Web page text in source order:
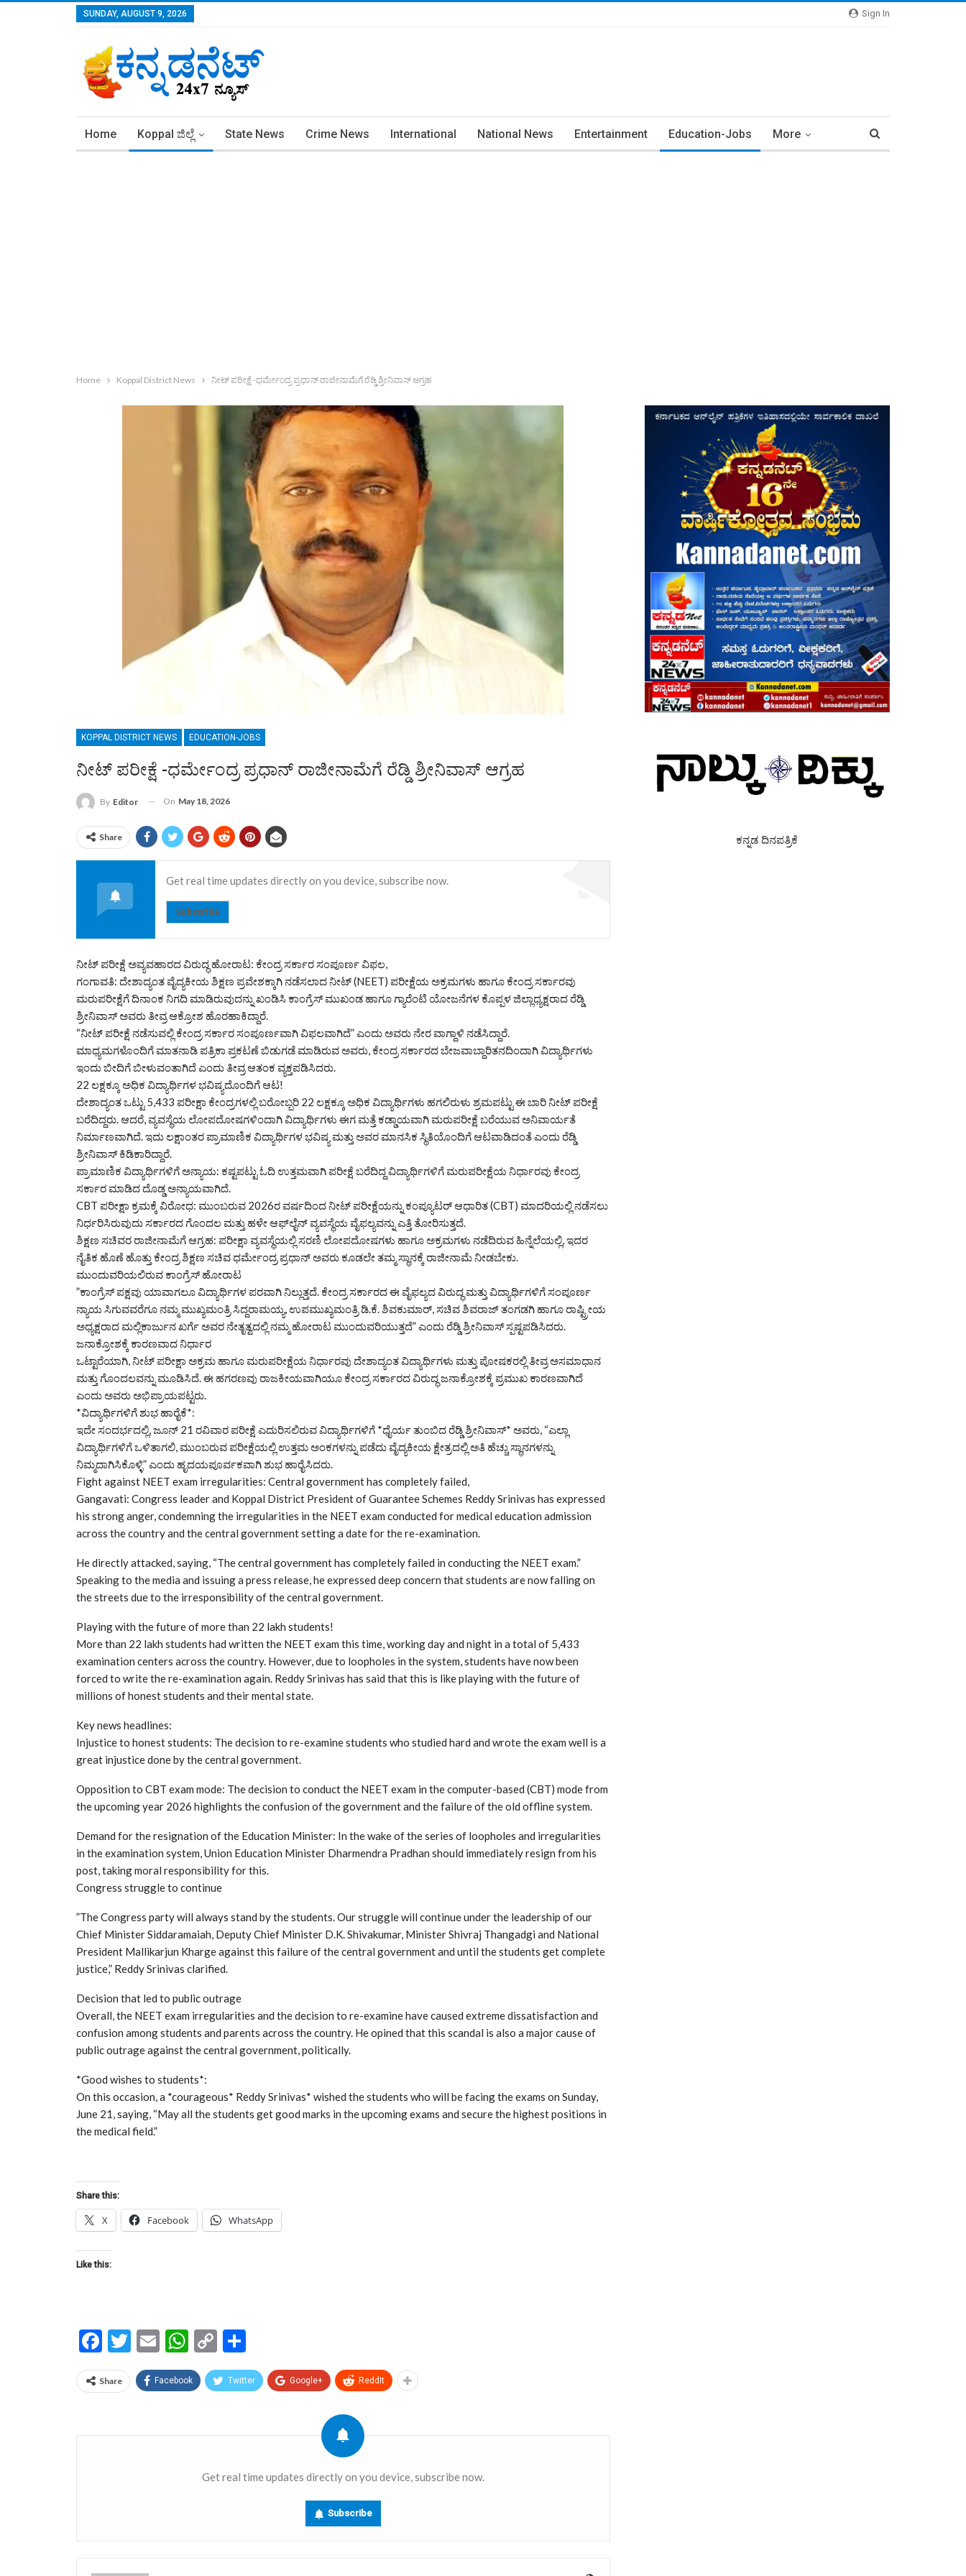
Sign In
SUNDAY, AUGUST 9, 2026
Home Koppal ಜಿಲ್ಲೆ State News Crime News International National News Entertainment Education-Jobs More
Home Koppal District News ನೀಟ್ ಪರೀಕ್ಷೆ -ಧರ್ಮೇಂದ್ರ ಪ್ರಧಾನ್ ರಾಜೀನಾಮೆಗೆ ರೆಡ್ಡಿ ಶ್ರೀನಿವಾಸ್ ಆಗ್ರಹ
KOPPAL DISTRICT NEWS EDUCATION-JOBS
ನೀಟ್ ಪರೀಕ್ಷೆ -ಧರ್ಮೇಂದ್ರ ಪ್ರಧಾನ್ ರಾಜೀನಾಮೆಗೆ ರೆಡ್ಡಿ ಶ್ರೀನಿವಾಸ್ ಆಗ್ರಹ
By Editor On May 18, 2026
Share
Get real time updates directly on you device, subscribe now.
Subscribe
ನೀಟ್ ಪರೀಕ್ಷೆ ಅವ್ಯವಹಾರದ ವಿರುದ್ಧ ಹೋರಾಟ: ಕೇಂದ್ರ ಸರ್ಕಾರ ಸಂಪೂರ್ಣ ವಿಫಲ,
​ಗಂಗಾವತಿ: ದೇಶಾದ್ಯಂತ ವೈದ್ಯಕೀಯ ಶಿಕ್ಷಣ ಪ್ರವೇಶಕ್ಕಾಗಿ ನಡೆಸಲಾದ ನೀಟ್ (NEET) ಪರೀಕ್ಷೆಯ ಅಕ್ರಮಗಳು ಹಾಗೂ ಕೇಂದ್ರ ಸರ್ಕಾರವು
ಮರುಪರೀಕ್ಷೆಗೆ ದಿನಾಂಕ ನಿಗದಿ ಮಾಡಿರುವುದನ್ನು ಖಂಡಿಸಿ ಕಾಂಗ್ರೆಸ್ ಮುಖಂಡ ಹಾಗೂ ಗ್ಯಾರೆಂಟಿ ಯೋಜನೆಗಳ ಕೊಪ್ಪಳ ಜಿಲ್ಲಾಧ್ಯಕ್ಷರಾದ ರೆಡ್ಡಿ
ಶ್ರೀನಿವಾಸ್ ಅವರು ತೀವ್ರ ಆಕ್ರೋಶ ಹೊರಹಾಕಿದ್ದಾರೆ.
“ನೀಟ್ ಪರೀಕ್ಷೆ ನಡೆಸುವಲ್ಲಿ ಕೇಂದ್ರ ಸರ್ಕಾರ ಸಂಪೂರ್ಣವಾಗಿ ವಿಫಲವಾಗಿದೆ” ಎಂದು ಅವರು ನೇರ ವಾಗ್ದಾಳಿ ನಡೆಸಿದ್ದಾರೆ.
​ಮಾಧ್ಯಮಗಳೊಂದಿಗೆ ಮಾತನಾಡಿ ಪತ್ರಿಕಾ ಪ್ರಕಟಣೆ ಬಿಡುಗಡೆ ಮಾಡಿರುವ ಅವರು, ಕೇಂದ್ರ ಸರ್ಕಾರದ ಬೇಜವಾಬ್ದಾರಿತನದಿಂದಾಗಿ ವಿದ್ಯಾರ್ಥಿಗಳು
ಇಂದು ಬೀದಿಗೆ ಬೀಳುವಂತಾಗಿದೆ ಎಂದು ತೀವ್ರ ಆತಂಕ ವ್ಯಕ್ತಪಡಿಸಿದರು.
​22 ಲಕ್ಷಕ್ಕೂ ಅಧಿಕ ವಿದ್ಯಾರ್ಥಿಗಳ ಭವಿಷ್ಯದೊಂದಿಗೆ ಆಟ!
​ದೇಶಾದ್ಯಂತ ಒಟ್ಟು 5,433 ಪರೀಕ್ಷಾ ಕೇಂದ್ರಗಳಲ್ಲಿ ಬರೋಬ್ಬರಿ 22 ಲಕ್ಷಕ್ಕೂ ಅಧಿಕ ವಿದ್ಯಾರ್ಥಿಗಳು ಹಗಲಿರುಳು ಶ್ರಮಪಟ್ಟು ಈ ಬಾರಿ ನೀಟ್ ಪರೀಕ್ಷೆ
ಬರೆದಿದ್ದರು. ಆದರೆ, ವ್ಯವಸ್ಥೆಯ ಲೋಪದೋಷಗಳಿಂದಾಗಿ ವಿದ್ಯಾರ್ಥಿಗಳು ಈಗ ಮತ್ತೆ ಕಡ್ಡಾಯವಾಗಿ ಮರುಪರೀಕ್ಷೆ ಬರೆಯುವ ಅನಿವಾರ್ಯತೆ
ನಿರ್ಮಾಣವಾಗಿದೆ. ಇದು ಲಕ್ಷಾಂತರ ಪ್ರಾಮಾಣಿಕ ವಿದ್ಯಾರ್ಥಿಗಳ ಭವಿಷ್ಯ ಮತ್ತು ಅವರ ಮಾನಸಿಕ ಸ್ಥಿತಿಯೊಂದಿಗೆ ಆಟವಾಡಿದಂತೆ ಎಂದು ರೆಡ್ಡಿ
ಶ್ರೀನಿವಾಸ್ ಕಿಡಿಕಾರಿದ್ದಾರೆ.
​ಪ್ರಾಮಾಣಿಕ ವಿದ್ಯಾರ್ಥಿಗಳಿಗೆ ಅನ್ಯಾಯ: ಕಷ್ಟಪಟ್ಟು ಓದಿ ಉತ್ತಮವಾಗಿ ಪರೀಕ್ಷೆ ಬರೆದಿದ್ದ ವಿದ್ಯಾರ್ಥಿಗಳಿಗೆ ಮರುಪರೀಕ್ಷೆಯ ನಿರ್ಧಾರವು ಕೇಂದ್ರ
ಸರ್ಕಾರ ಮಾಡಿದ ದೊಡ್ಡ ಅನ್ಯಾಯವಾಗಿದೆ.
​CBT ಪರೀಕ್ಷಾ ಕ್ರಮಕ್ಕೆ ವಿರೋಧ: ಮುಂಬರುವ 2026ರ ವರ್ಷದಿಂದ ನೀಟ್ ಪರೀಕ್ಷೆಯನ್ನು ಕಂಪ್ಯೂಟರ್ ಆಧಾರಿತ (CBT) ಮಾದರಿಯಲ್ಲಿ ನಡೆಸಲು
ನಿರ್ಧರಿಸಿರುವುದು ಸರ್ಕಾರದ ಗೊಂದಲ ಮತ್ತು ಹಳೇ ಆಫ್‌ಲೈನ್ ವ್ಯವಸ್ಥೆಯ ವೈಫಲ್ಯವನ್ನು ಎತ್ತಿ ತೋರಿಸುತ್ತದೆ.
​ಶಿಕ್ಷಣ ಸಚಿವರ ರಾಜೀನಾಮೆಗೆ ಆಗ್ರಹ: ಪರೀಕ್ಷಾ ವ್ಯವಸ್ಥೆಯಲ್ಲಿ ಸರಣಿ ಲೋಪದೋಷಗಳು ಹಾಗೂ ಅಕ್ರಮಗಳು ನಡೆದಿರುವ ಹಿನ್ನೆಲೆಯಲ್ಲಿ, ಇದರ
ನೈತಿಕ ಹೊಣೆ ಹೊತ್ತು ಕೇಂದ್ರ ಶಿಕ್ಷಣ ಸಚಿವ ಧರ್ಮೇಂದ್ರ ಪ್ರಧಾನ್ ಅವರು ಕೂಡಲೇ ತಮ್ಮ ಸ್ಥಾನಕ್ಕೆ ರಾಜೀನಾಮೆ ನೀಡಬೇಕು.
​ಮುಂದುವರಿಯಲಿರುವ ಕಾಂಗ್ರೆಸ್ ಹೋರಾಟ
​”ಕಾಂಗ್ರೆಸ್ ಪಕ್ಷವು ಯಾವಾಗಲೂ ವಿದ್ಯಾರ್ಥಿಗಳ ಪರವಾಗಿ ನಿಲ್ಲುತ್ತದೆ. ಕೇಂದ್ರ ಸರ್ಕಾರದ ಈ ವೈಫಲ್ಯದ ವಿರುದ್ಧ ಮತ್ತು ವಿದ್ಯಾರ್ಥಿಗಳಿಗೆ ಸಂಪೂರ್ಣ
ನ್ಯಾಯ ಸಿಗುವವರೆಗೂ ನಮ್ಮ ಮುಖ್ಯಮಂತ್ರಿ ಸಿದ್ದರಾಮಯ್ಯ, ಉಪಮುಖ್ಯಮಂತ್ರಿ ಡಿ.ಕೆ. ಶಿವಕುಮಾರ್, ಸಚಿವ ಶಿವರಾಜ್ ತಂಗಡಗಿ ಹಾಗೂ ರಾಷ್ಟ್ರೀಯ
ಅಧ್ಯಕ್ಷರಾದ ಮಲ್ಲಿಕಾರ್ಜುನ ಖರ್ಗೆ ಅವರ ನೇತೃತ್ವದಲ್ಲಿ ನಮ್ಮ ಹೋರಾಟ ಮುಂದುವರಿಯುತ್ತದೆ” ಎಂದು ರೆಡ್ಡಿ ಶ್ರೀನಿವಾಸ್ ಸ್ಪಷ್ಟಪಡಿಸಿದರು.
​ಜನಾಕ್ರೋಶಕ್ಕೆ ಕಾರಣವಾದ ನಿರ್ಧಾರ
​ಒಟ್ಟಾರೆಯಾಗಿ, ನೀಟ್ ಪರೀಕ್ಷಾ ಅಕ್ರಮ ಹಾಗೂ ಮರುಪರೀಕ್ಷೆಯ ನಿರ್ಧಾರವು ದೇಶಾದ್ಯಂತ ವಿದ್ಯಾರ್ಥಿಗಳು ಮತ್ತು ಪೋಷಕರಲ್ಲಿ ತೀವ್ರ ಅಸಮಾಧಾನ
ಮತ್ತು ಗೊಂದಲವನ್ನು ಮೂಡಿಸಿದೆ. ಈ ಹಗರಣವು ರಾಜಕೀಯವಾಗಿಯೂ ಕೇಂದ್ರ ಸರ್ಕಾರದ ವಿರುದ್ಧ ಜನಾಕ್ರೋಶಕ್ಕೆ ಪ್ರಮುಖ ಕಾರಣವಾಗಿದೆ
ಎಂದು ಅವರು ಅಭಿಪ್ರಾಯಪಟ್ಟರು.
*​ವಿದ್ಯಾರ್ಥಿಗಳಿಗೆ ಶುಭ ಹಾರೈಕೆ*:
ಇದೇ ಸಂದರ್ಭದಲ್ಲಿ, ಜೂನ್ 21 ರವಿವಾರ ಪರೀಕ್ಷೆ ಎದುರಿಸಲಿರುವ ವಿದ್ಯಾರ್ಥಿಗಳಿಗೆ *ಧೈರ್ಯ ತುಂಬಿದ ರೆಡ್ಡಿ ಶ್ರೀನಿವಾಸ್* ಅವರು, “ಎಲ್ಲಾ
ವಿದ್ಯಾರ್ಥಿಗಳಿಗೆ ಒಳಿತಾಗಲಿ, ಮುಂಬರುವ ಪರೀಕ್ಷೆಯಲ್ಲಿ ಉತ್ತಮ ಅಂಕಗಳನ್ನು ಪಡೆದು ವೈದ್ಯಕೀಯ ಕ್ಷೇತ್ರದಲ್ಲಿ ಅತಿ ಹೆಚ್ಚು ಸ್ಥಾನಗಳನ್ನು
ನಿಮ್ಮದಾಗಿಸಿಕೊಳ್ಳಿ” ಎಂದು ಹೃದಯಪೂರ್ವಕವಾಗಿ ಶುಭ ಹಾರೈಸಿದರು.
Fight against NEET exam irregularities: Central government has completely failed,
​Gangavati: Congress leader and Koppal District President of Guarantee Schemes Reddy Srinivas has expressed
his strong anger, condemning the irregularities in the NEET exam conducted for medical education admission
across the country and the central government setting a date for the re-examination.
He directly attacked, saying, “The central government has completely failed in conducting the NEET exam.”
​Speaking to the media and issuing a press release, he expressed deep concern that students are now falling on
the streets due to the irresponsibility of the central government.
​Playing with the future of more than 22 lakh students!
​More than 22 lakh students had written the NEET exam this time, working day and night in a total of 5,433
examination centers across the country. However, due to loopholes in the system, students have now been
forced to write the re-examination again. Reddy Srinivas has said that this is like playing with the future of
millions of honest students and their mental state.
​Key news headlines:
​Injustice to honest students: The decision to re-examine students who studied hard and wrote the exam well is a
great injustice done by the central government.
​Opposition to CBT exam mode: The decision to conduct the NEET exam in the computer-based (CBT) mode from
the upcoming year 2026 highlights the confusion of the government and the failure of the old offline system.
​Demand for the resignation of the Education Minister: In the wake of the series of loopholes and irregularities
in the examination system, Union Education Minister Dharmendra Pradhan should immediately resign from his
post, taking moral responsibility for this.
​Congress struggle to continue
​”The Congress party will always stand by the students. Our struggle will continue under the leadership of our
Chief Minister Siddaramaiah, Deputy Chief Minister D.K. Shivakumar, Minister Shivraj Thangadgi and National
President Mallikarjun Kharge against this failure of the central government and until the students get complete
justice,” Reddy Srinivas clarified.
​Decision that led to public outrage
​Overall, the NEET exam irregularities and the decision to re-examine have caused extreme dissatisfaction and
confusion among students and parents across the country. He opined that this scandal is also a major cause of
public outrage against the central government, politically.
*Good wishes to students*:
On this occasion, a *courageous* Reddy Srinivas* wished the students who will be facing the exams on Sunday,
June 21, saying, “May all the students get good marks in the upcoming exams and secure the highest positions in
the medical field.”
Share this:
X Facebook WhatsApp
Like this:
Facebook
Twitter
EmailWhatsApp
Copy
Link
Share Facebook Twitter Google+ ReddIt
Get real time updates directly on you device, subscribe now.
Subscribe
ಕನ್ನಡ ದಿನಪತ್ರಿಕೆ